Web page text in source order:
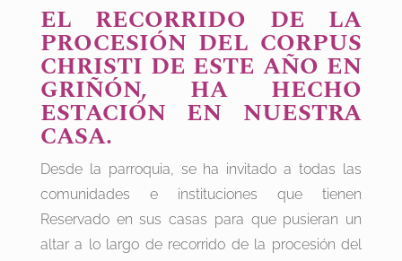
EL RECORRIDO DE LA
PROCESIÓN DEL CORPUS
CHRISTI DE ESTE AÑO EN
GRIÑÓN, HA HECHO
ESTACIÓN EN NUESTRA
CASA.
Desde la parroquia, se ha invitado a todas las
comunidades e instituciones que tienen
Reservado en sus casas para que pusieran un
altar a lo largo de recorrido de la procesión del